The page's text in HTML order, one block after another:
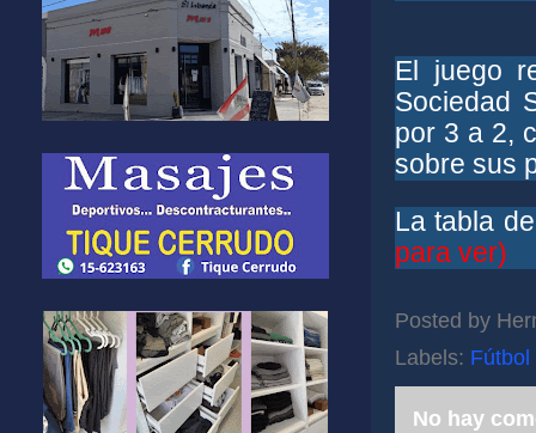
El juego
Sociedad
por 3 a 2,
sobre sus
La tabla
para ver)
Posted by
Labels: Fútbol
No hay